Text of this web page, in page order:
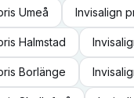
Umeå Invisalign
Halmstad
Borlänge